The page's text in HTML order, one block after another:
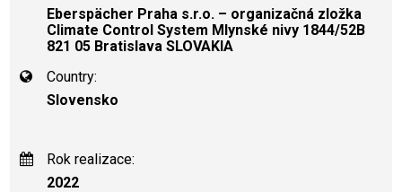
Eberspächer Praha s.r.o. – organizačná zložka
Climate Control System Mlynské nivy 1844/52B
821 05 Bratislava SLOVAKIA
Country:
Slovensko
Rok realizace:
2022